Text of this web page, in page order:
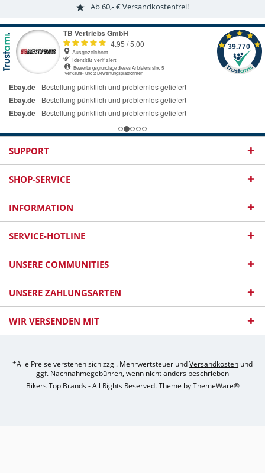
Ab 60,- € Versandkostenfrei!
SUPPORT
SHOP-SERVICE
INFORMATION
SERVICE-HOTLINE
UNSERE COMMUNITIES
UNSERE ZAHLUNGSARTEN
WIR VERSENDEN MIT
*Alle Preise verstehen sich zzgl. Mehrwertsteuer undVersandkosten und
ggf. Nachnahmegebühren, wenn nicht anders beschrieben
Bikers Top Brands - All Rights Reserved. Theme byThemeWare®